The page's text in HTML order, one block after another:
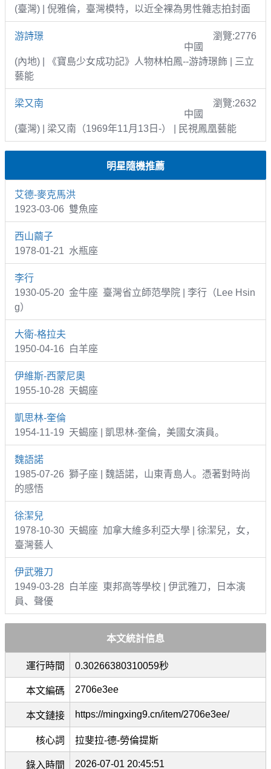
(臺灣) | 倪雅倫，臺灣模特，以近全裸為男性雜志拍封面
游詩璟
瀏覽:2776
中國
(內地) | 《寶島少女成功記》人物林柏鳳--游詩璟飾 | 三立
藝能
梁又南
瀏覽:2632
中國
(臺灣) | 梁又南（1969年11月13日-） | 民視鳳凰藝能
明星隨機推薦
艾德-麥克馬洪
1923-03-06 雙魚座
西山繭子
1978-01-21 水瓶座
李行
1930-05-20 金牛座 臺灣省立師范學院 | 李行（Lee Hsin
g）
大衛-格拉夫
1950-04-16 白羊座
伊維斯-西蒙尼奧
1955-10-28 天蝎座
凱思林-奎倫
1954-11-19 天蝎座 | 凱思林-奎倫，美國女演員。
魏語諾
1985-07-26 獅子座 | 魏語諾，山東青島人。憑著對時尚
的感悟
徐潔兒
1978-10-30 天蝎座 加拿大維多利亞大學 | 徐潔兒，女，
臺灣藝人
伊武雅刀
1949-03-28 白羊座 東邦高等學校 | 伊武雅刀，日本演
員、聲優
本文統計信息
運行時間 0.30266380310059秒
本文編碼 2706e3ee
本文鏈接 https://mingxing9.cn/item/2706e3ee/
核心詞 拉斐拉-德-勞倫提斯
錄入時間 2026-07-01 20:45:51